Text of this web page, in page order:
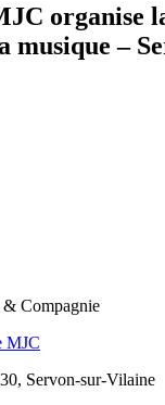
organise
musique –
& Compagnie
MJC
Servon-sur-Vilaine